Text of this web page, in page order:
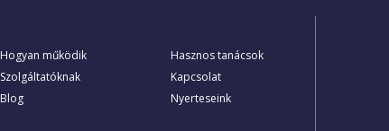
Hogyan működik
Szolgáltatóknak
Blog
Hasznos tanácsok
Kapcsolat
Nyerteseink